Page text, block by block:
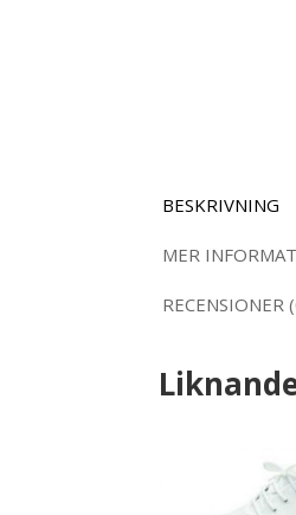
BESKRIVNING
MER
RECENSIONER